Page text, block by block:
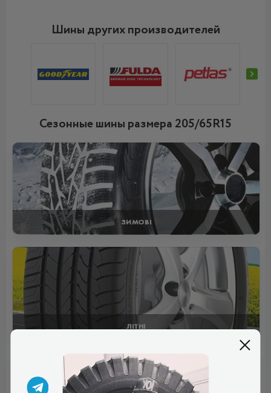
Шины других производителей
Сезонные шины размера 205/65R15
ЗИМОВІ
ЛІТНІ